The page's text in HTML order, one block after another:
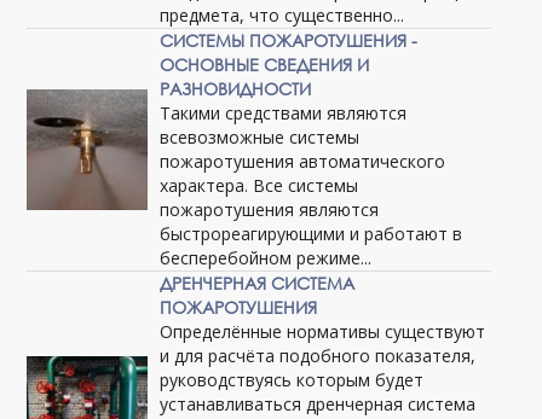
предмета, что существенно...
СИСТЕМЫ ПОЖАРОТУШЕНИЯ -
ОСНОВНЫЕ СВЕДЕНИЯ И
РАЗНОВИДНОСТИ
Такими средствами являются
всевозможные системы
пожаротушения автоматического
характера. Все системы
пожаротушения являются
быстрореагирующими и работают в
бесперебойном режиме...
ДРЕНЧЕРНАЯ СИСТЕМА
ПОЖАРОТУШЕНИЯ
Определённые нормативы существуют
и для расчёта подобного показателя,
руководствуясь которым будет
устанавливаться дренчерная система